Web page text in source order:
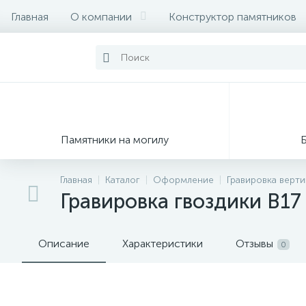
Главная О компании Конструктор памятников
Памятники на могилу
Главная Каталог Оформление Гравировка
Гравировка гвоздики В17
Описание Характеристики Отзывы 0